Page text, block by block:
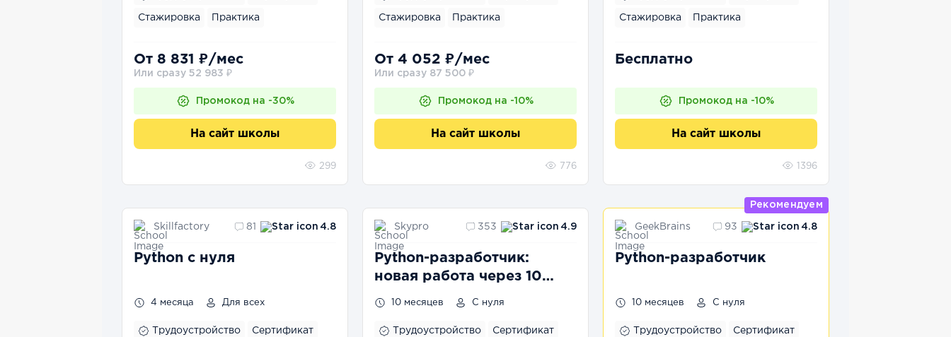
Стажировка Практика
От 8 831 ₽/мес
Или сразу 52 983 ₽
Промокод на -30%
На сайт школы
299
Стажировка Практика
От 4 052 ₽/мес
Или сразу 87 500 ₽
Промокод на -10%
На сайт школы
776
Стажировка Практика
Бесплатно
Промокод на -10%
На сайт школы
1396
Skillfactory 81 4.8
Python с нуля
4 месяца Для всех
Трудоустройство Сертификат
Skypro 353 4.9
Python-разработчик:
новая работа через 10
10 месяцев С нуля
Трудоустройство Сертификат
Рекомендуем
GeekBrains 93 4.8
Python-разработчик
10 месяцев С нуля
Трудоустройство Сертификат